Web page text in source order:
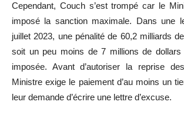
Cependant, Couch s’est trompé car le
imposé la sanction maximale. Dans une
juillet 2023, une pénalité de 60,2 milliards
soit un peu moins de 7 millions de
imposée. Avant d’autoriser la reprise
Ministre exige le paiement d’au moins un
leur demande d’écrire une lettre d’excuse.